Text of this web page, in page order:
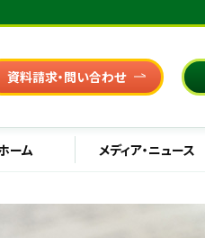
資料請求・問い合わせ
ーム メディア・ニュース